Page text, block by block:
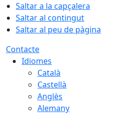
Saltar a la capçalera
Saltar al contingut
Saltar al peu de pàgina
Contacte
Idiomes
Català
Castellà
Anglès
Alemany